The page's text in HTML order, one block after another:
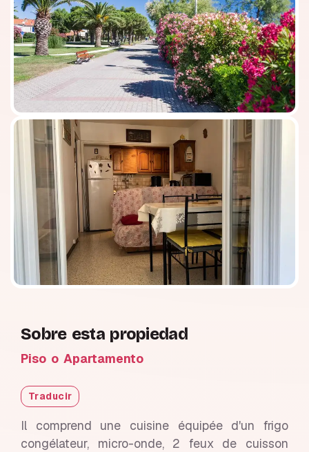
Sobre esta propiedad
Piso o Apartamento
Traducir
Il comprend une cuisine équipée d'un frigo
congélateur, micro-onde, 2 feux de cuisson